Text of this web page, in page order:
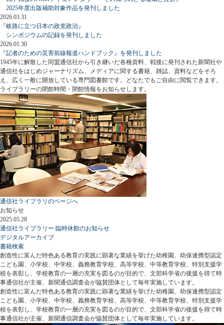
2025年度出版補助対象作品を発刊しました
2026.03.31
『岐路に立つ日本の政党政治』
シンポジウムの記録を発刊しました
2026.01.30
『記者のための災害前線報道ハンドブック』を発刊しました
1945年に解散した同盟通信社から引き継いだ各種資料、戦後に発刊された新聞社や
通信社をはじめジャーナリズム、メディアに関する書籍、雑誌、資料などをそろ
え、広く一般に開放している専門図書館です。どなたでもご自由に閲覧できます。
ライブラリーの閉館時間・閉館情報をお知らせします。
通信社ライブラリのページへ
お知らせ
2025.05.28
通信社ライブラリー 臨時休館のお知らせ
デジタルアーカイブ
書籍検索
創造性に富んだ特色ある教育の実践に顕著な業績を挙げた幼稚園、幼保連携型認定
こども園、小学校、中学校、義務教育学校、高等学校、中等教育学校、特別支援学
校を表彰し、学校教育の一層の充実を図るのが目的で、文部科学省の後援を得て時
事通信社が主催、新聞通信調査会が協賛団体として毎年実施しています。
創造性に富んだ特色ある教育の実践に顕著な業績を挙げた幼稚園、幼保連携型認定
こども園、小学校、中学校、義務教育学校、高等学校、中等教育学校、特別支援学
校を表彰し、学校教育の一層の充実を図るのが目的で、文部科学省の後援を得て時
事通信社が主催、新聞通信調査会が協賛団体として毎年実施しています。